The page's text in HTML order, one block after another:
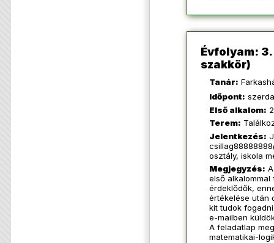
Évfolyam:
szakkör)
Tanár:
Időpont:
Első alkalom:
Terem:
Jelentkezés:
osztály, iskola
Megjegyzés:
első
érdeklődők,
értékelése után
kit tudok
e-mailben
A feladatlap
matematikai-